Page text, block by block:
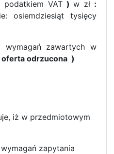
VAT)w zł :
osiemdziesiąt tysięcy
wymagań zawartych w
odrzucona )
iż w przedmiotowym
zapytania